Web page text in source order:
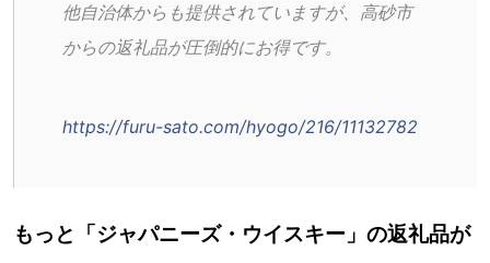
他自治体からも提供されていますが、高砂市
からの返礼品が圧倒的にお得です。
https://furu-sato.com/hyogo/216/11132782
もっと「ジャパニーズ・ウイスキー」の返礼品が